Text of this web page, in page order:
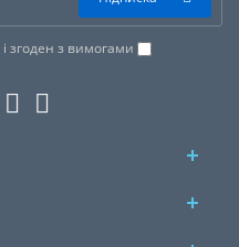
і згоден з вимогами